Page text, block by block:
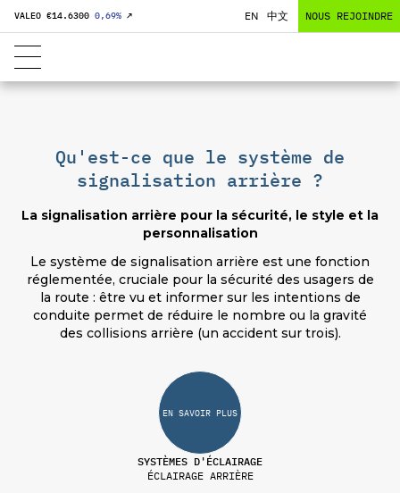
VALEO €14.6300 0,69% ↗ EN 中文 NOUS REJOINDRE
SYSTÈMES D'ÉCLAIRAGE
ÉCLAIRAGE ARRIÈRE
Qu'est-ce que le système de
signalisation arrière ?
La signalisation arrière pour la sécurité, le style et la
personnalisation
Le système de signalisation arrière est une fonction
réglementée, cruciale pour la sécurité des usagers de
la route : être vu et informer sur les intentions de
conduite permet de réduire le nombre ou la gravité
des collisions arrière (un accident sur trois).
EN SAVOIR PLUS